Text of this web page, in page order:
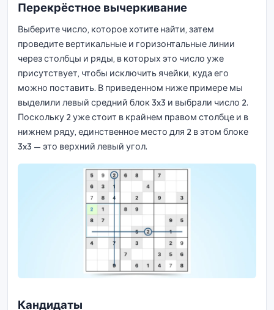
Перекрёстное вычеркивание
Выберите число, которое хотите найти, затем
проведите вертикальные и горизонтальные линии
через столбцы и ряды, в которых это число уже
присутствует, чтобы исключить ячейки, куда его
можно поставить. В приведенном ниже примере мы
выделили левый средний блок 3x3 и выбрали число 2.
Поскольку 2 уже стоит в крайнем правом столбце и в
нижнем ряду, единственное место для 2 в этом блоке
3x3 — это верхний левый угол.
Кандидаты